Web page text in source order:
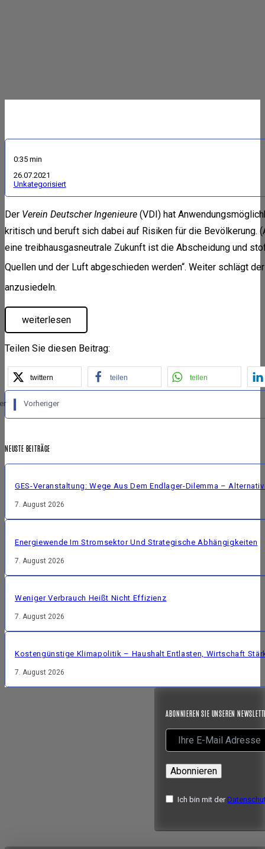
0:35 min
26.07.2021
Unkategorisiert
Der Verein Deutscher Ingenieure (VDI) hat
kritisch und beruft sich dabei auf Risiken für die Bevölkerung.
eine treibhausgasneutrale Zukunft ist die Abscheidung und
Quellen und der Luft abgeschieden werden“. Weiter schlägt
anzusiedeln.
weiterlesen
Teilen Sie diesen Beitrag:
twittern teilen teilen
Vorheriger
NEUSTE BEITRÄGE
GES-Veranstaltung: Wege Aus Dem Endlager-Dilemma –
7. August 2026
Energiewende Im Stromsektor Und Strategische Abhängigkeiten
7. August 2026
Weniger Verbrauch Heißt Nicht Effizienz
7. August 2026
Kostengünstige Klimapolitik – Haushalt Entlasten, Wirtschaft
7. August 2026
ABONNIEREN SIE UNSEREN
Abonnieren
Ich bin mit der